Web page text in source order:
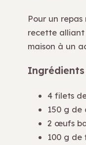
Pour un
recette
maison à un
Ingrédients
4 filets
150 g de
2 œufs
100 g de